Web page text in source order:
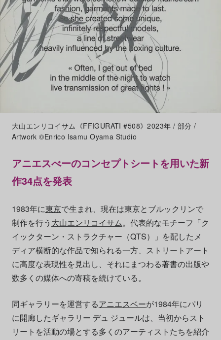
大山エンリコイサム《FFIGURATI #508》2023年 / 部分 /
Artwork ©︎Enrico Isamu Oyama Studio
アニエスべーのコンセプトシートを用いた新
作34点を発表
1983年に東京で生まれ、現在は東京とブルックリンで
制作を行う 大山エンリコイサム。代表的なモチーフ「ク
イックターン・ストラクチャー（QTS）」を配したメ
ディア横断的な作品で知られる一方、ストリートアート
に高度な表現性を見出し、それにまつわる著書の出版や
数多くの媒体への寄稿を続けている。
同ギャラリーを運営するアニエスベーが1984年にパリ
に開廊したギャラリー デュ ジュールは、当初からスト
リートを活動の場とする多くのアーティストたちを紹介